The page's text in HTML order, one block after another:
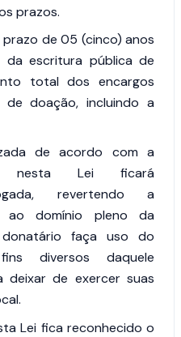
prazos.
de 05 (cinco) anos
escritura pública de
total dos encargos
doação, incluindo a
de acordo com a
nesta Lei ficará
revertendo a
ao domínio pleno da
faça uso do
diversos daquele
deixar de exercer suas
Lei fica reconhecido o